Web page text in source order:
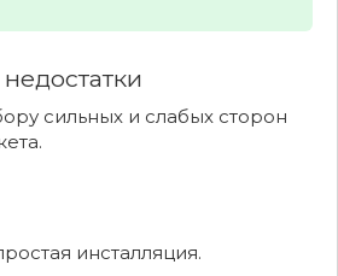
сильных и слабых сторон
инсталляция.